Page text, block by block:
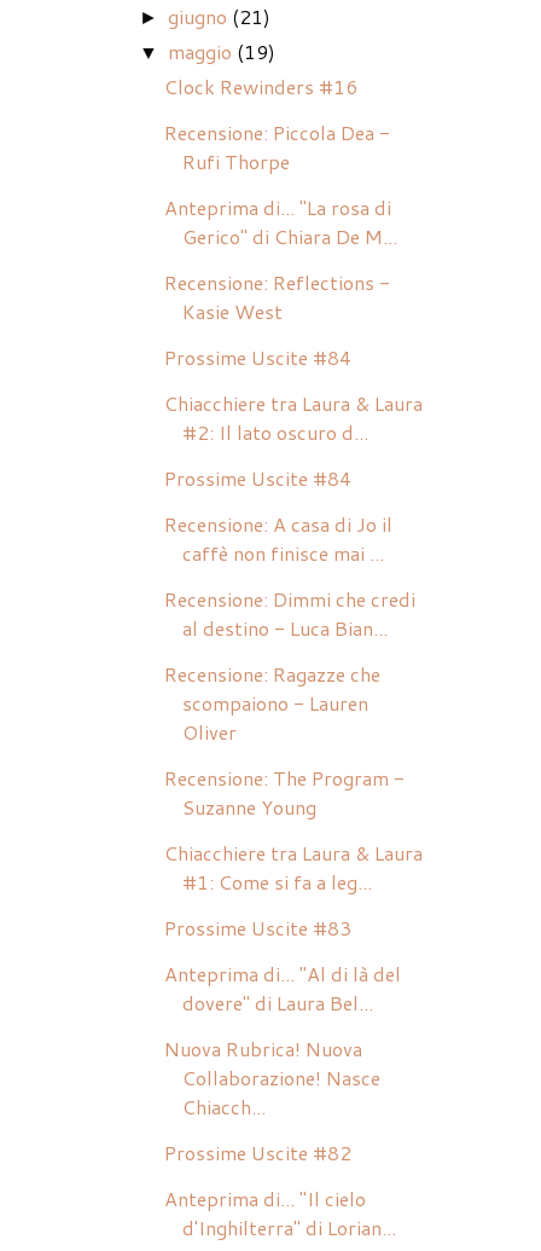
►giugno (21)
▼ maggio (19)
Clock Rewinders #16
Recensione: Piccola Dea -
Rufi Thorpe
Anteprima di... "La rosa di
Gerico" di Chiara De M...
Recensione: Reflections -
Kasie West
Prossime Uscite #84
Chiacchiere tra Laura & Laura
#2: Il lato oscuro d...
Prossime Uscite #84
Recensione: A casa di Jo il
caffè non finisce mai ...
Recensione: Dimmi che credi
al destino - Luca Bian...
Recensione: Ragazze che
scompaiono - Lauren
Oliver
Recensione: The Program -
Suzanne Young
Chiacchiere tra Laura & Laura
#1: Come si fa a leg...
Prossime Uscite #83
Anteprima di... "Al di là del
dovere" di Laura Bel...
Nuova Rubrica! Nuova
Collaborazione! Nasce
Chiacch...
Prossime Uscite #82
Anteprima di... "Il cielo
d'Inghilterra" di Lorian...